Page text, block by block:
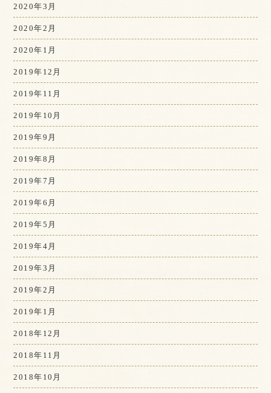
2020年3月
2020年2月
2020年1月
2019年12月
2019年11月
2019年10月
2019年9月
2019年8月
2019年7月
2019年6月
2019年5月
2019年4月
2019年3月
2019年2月
2019年1月
2018年12月
2018年11月
2018年10月